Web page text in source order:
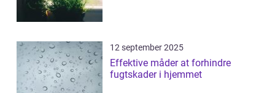
12 september 2025
Effektive måder at forhindre
fugtskader i hjemmet